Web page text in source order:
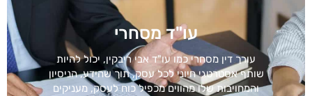
עו"ד מסחרי
עורך דין מסחרי כמו עו"ד אבי ריבקין, יכול להיות
שותף אסטרטגי חיוני לכל עסק, תוך שהידע, הניסיון
והמחויבות שלו מהווים מכפיל כוח לעסק, מעניקים